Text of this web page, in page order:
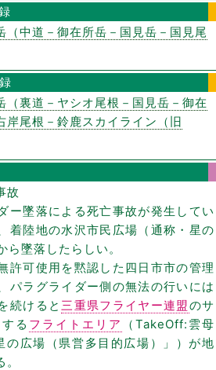
中道－御在所岳－国見岳－国見尾
裏道－ヤシオ尾根－国見岳－御在
岸尾根－鈴鹿スカイライン（旧
故
ー墜落による死亡事故が発生してい
着陸地の水沢市民広場（通称・星の
墜落したらしい。
許可使用を黙認した四日市市の管理
パラグライダー側の無法の行いには
続けると三重県フライヤー連盟のサ
る フライトエリア
（TakeOff:雲母
の広場（県営多目的広場）」）が地